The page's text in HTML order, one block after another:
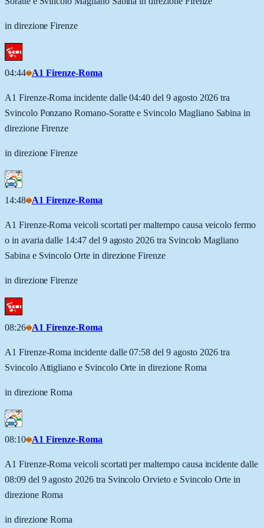
in direzione Firenze
04:44 A1 Firenze-Roma
A1 Firenze-Roma incidente dalle 04:40 del 9 agosto 2026 tra
Svincolo Ponzano Romano-Soratte e Svincolo Magliano Sabina in
direzione Firenze
in direzione Firenze
14:48 A1 Firenze-Roma
A1 Firenze-Roma veicoli scortati per maltempo causa veicolo fermo
o in avaria dalle 14:47 del 9 agosto 2026 tra Svincolo Magliano
Sabina e Svincolo Orte in direzione Firenze
in direzione Firenze
08:26 A1 Firenze-Roma
A1 Firenze-Roma incidente dalle 07:58 del 9 agosto 2026 tra
Svincolo Attigliano e Svincolo Orte in direzione Roma
in direzione Roma
08:10 A1 Firenze-Roma
A1 Firenze-Roma veicoli scortati per maltempo causa incidente dalle
08:09 del 9 agosto 2026 tra Svincolo Orvieto e Svincolo Orte in
direzione Roma
in direzione Roma